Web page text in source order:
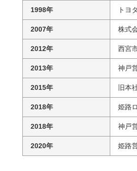
1998年 トヨ
2007年 株式
2012年 西宮
2013年 神戸
2015年 旧本
2018年 姫路
2018年 神戸
2020年 姫路